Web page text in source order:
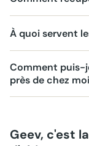
À quoi servent
Comment puis-
près de chez
Geev, c'est